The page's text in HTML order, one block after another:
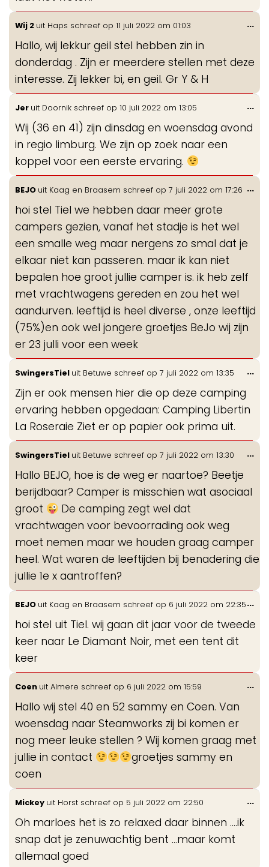
Wij 2 uit Haps schreef op 11 juli 2022 om 01:03
Hallo, wij lekkur geil stel hebben zin in
donderdag . Zijn er meerdere stellen met deze
interesse. Zij lekker bi, en geil. Gr Y & H
...
Jer uit Doornik schreef op 10 juli 2022 om 13:05
Wij (36 en 41) zijn dinsdag en woensdag avond
in regio limburg. We zijn op zoek naar een
koppel voor een eerste ervaring.
...
BEJO uit Kaag en Braasem schreef op 7 juli 2022 om 17:26
hoi stel Tiel we hebben daar meer grote
campers gezien, vanaf het stadje is het wel
een smalle weg maar nergens zo smal dat je
elkaar niet kan passeren. maar ik kan niet
bepalen hoe groot jullie camper is. ik heb zelf
met vrachtwagens gereden en zou het wel
aandurven. leeftijd is heel diverse , onze leeftijd
(75%)en ook wel jongere groetjes BeJo wij zijn
er 23 julli voor een week
...
SwingersTiel uit Betuwe schreef op 7 juli 2022 om 13:35
Zijn er ook mensen hier die op deze camping
ervaring hebben opgedaan: Camping Libertin
La Roseraie Ziet er op papier ook prima uit.
...
SwingersTiel uit Betuwe schreef op 7 juli 2022 om 13:30
Hallo BEJO, hoe is de weg er naartoe? Beetje
berijdbaar? Camper is misschien wat asociaal
groot
De camping zegt wel dat
vrachtwagen voor bevoorrading ook weg
moet nemen maar we houden graag camper
heel. Wat waren de leeftijden bij benadering die
jullie 1e x aantroffen?
...
BEJO uit Kaag en Braasem schreef op 6 juli 2022 om 22:35
hoi stel uit Tiel. wij gaan dit jaar voor de tweede
keer naar Le Diamant Noir, met een tent dit
keer
...
Coen uit Almere schreef op 6 juli 2022 om 15:59
Hallo wij stel 40 en 52 sammy en Coen. Van
woensdag naar Steamworks zij bi komen er
nog meer leuke stellen ? Wij komen graag met
jullie in contact
groetjes sammy en
coen
...
Mickey uit Horst schreef op 5 juli 2022 om 22:50
Oh marloes het is zo relaxed daar binnen ....ik
snap dat je zenuwachtig bent ...maar komt
allemaal goed
...